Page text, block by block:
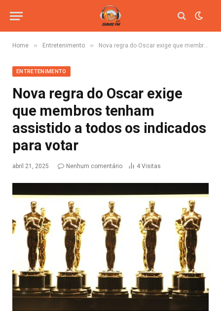
Home » Entretenimento » Nova regra do Oscar exige que membros tenham assistido a todos os indicados para votar
ENTRETENIMENTO
Nova regra do Oscar exige
que membros tenham
assistido a todos os indicados
para votar
abril 21, 2025 Nenhum comentário 4 Visitas